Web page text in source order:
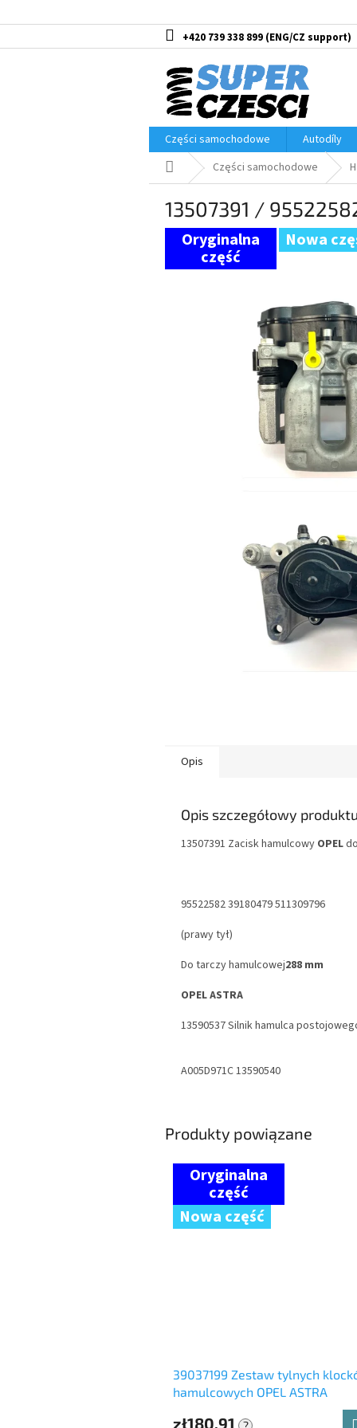
do
+420 739 338 899
Części samochodowe
Autodíly
Home Części samochodowe
13507391 /
Nowa
Opis
Opis szczegółowy
13507391 Zacisk hamulcowy OPEL
95522582 39180479 511309796
(prawy tył)
Do tarczy hamulcowej288 mm
OPEL ASTRA
13590537Silnik hamulca
A005D971C 13590540
Produkty powiązane
Nowa część
39037199 Zestaw tylnych
hamulcowych OPEL ASTRA
zł180,91 ?